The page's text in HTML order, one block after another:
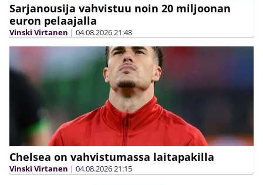
Sarjanousija vahvistuu noin 20 miljoonan
euron pelaajalla
Vinski Virtanen | 04.08.202621:48
Chelsea on vahvistumassa laitapakilla
Vinski Virtanen | 04.08.202621:15